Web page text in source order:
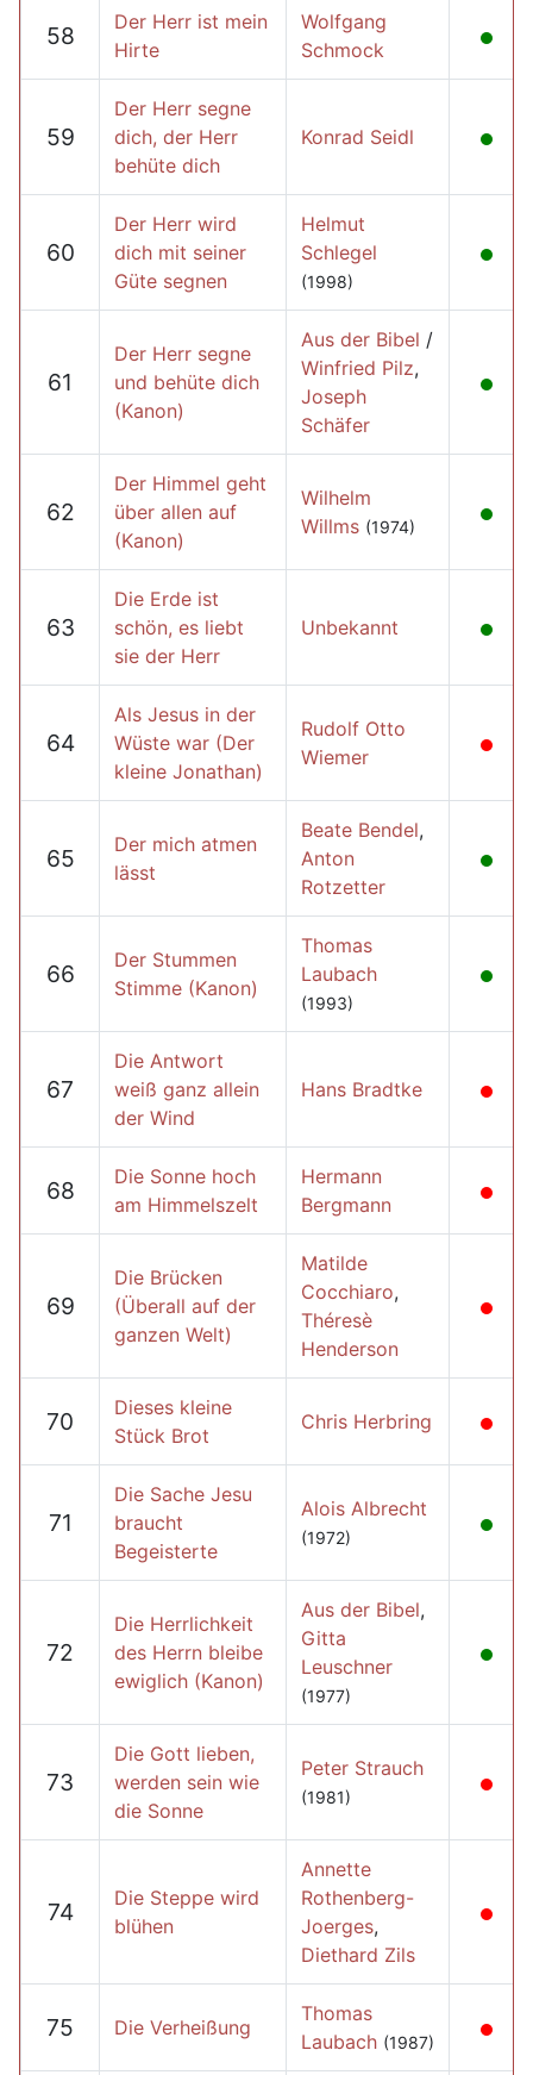
58
Der Herr ist mein
Hirte
Wolfgang
Schmock
59
Der Herr segne
dich, der Herr
behüte dich
Konrad Seidl
60
Der Herr wird
dich mit seiner
Güte segnen
Helmut
Schlegel
(1998)
61
Der Herr segne
und behüte dich
(Kanon)
Aus der Bibel /
Winfried Pilz,
Joseph
Schäfer
62
Der Himmel geht
über allen auf
(Kanon)
Wilhelm
Willms (1974)
63
Die Erde ist
schön, es liebt
sie der Herr
Unbekannt
64
Als Jesus in der
Wüste war (Der
kleine Jonathan)
Rudolf Otto
Wiemer
65
Der mich atmen
lässt
Beate Bendel,
Anton
Rotzetter
66
Der Stummen
Stimme (Kanon)
Thomas
Laubach
(1993)
67
Die Antwort
weiß ganz allein
der Wind
Hans Bradtke
68
Die Sonne hoch
am Himmelszelt
Hermann
Bergmann
69
Die Brücken
(Überall auf der
ganzen Welt)
Matilde
Cocchiaro,
Théresè
Henderson
70
Dieses kleine
Stück Brot
Chris Herbring
71
Die Sache Jesu
braucht
Begeisterte
Alois Albrecht
(1972)
72
Die Herrlichkeit
des Herrn bleibe
ewiglich (Kanon)
Aus der Bibel,
Gitta
Leuschner
(1977)
73
Die Gott lieben,
werden sein wie
die Sonne
Peter Strauch
(1981)
74
Die Steppe wird
blühen
Annette
Rothenberg-
Joerges,
Diethard Zils
75 Die Verheißung
Thomas
Laubach (1987)